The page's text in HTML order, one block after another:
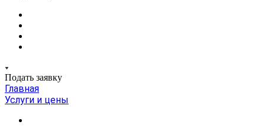
Подать заявку
Главная
Услуги и цены